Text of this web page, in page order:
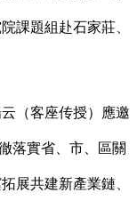
課題組赴石家莊、
（客座传授）應邀
落實省、市、區關
展共建新產業鏈、